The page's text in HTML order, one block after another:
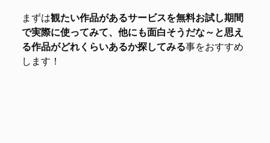
まずは観たい作品があるサービスを無料お試し期間
で実際に使ってみて、他にも面白そうだな～と思え
る作品がどれくらいあるか探してみる事をおすすめ
します！